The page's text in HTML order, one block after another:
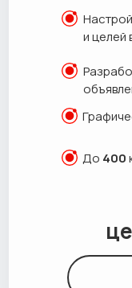
До 400
и целей